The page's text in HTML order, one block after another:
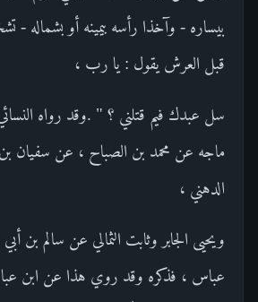
بيساره - وآخذا رأسه بيمينه أو بشماله
قبل العرش يقول : يا رب ،
سل عبدك فيم قتلني ؟ " .وقد رواه
ماجه عن محمد بن الصباح ، عن سفيان
الدهني ،
ويحيى الجابر وثابت الثمالي عن سالم بن
عباس ، فذكره وقد روي هذا عن ابن